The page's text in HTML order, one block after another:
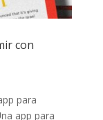
con
para
app para